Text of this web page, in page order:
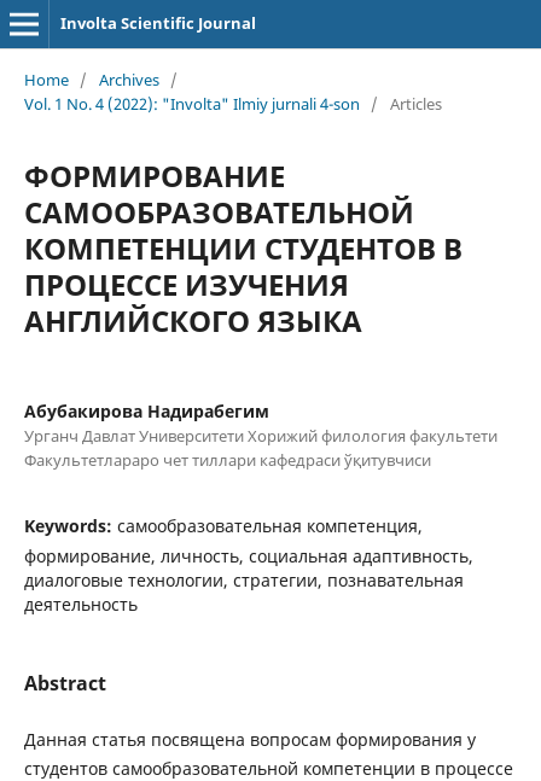
Involta Scientific Journal
Home / Archives /
Vol. 1 No. 4 (2022): "Involta" Ilmiy jurnali 4-son
/ Articles
ФОРМИРОВАНИЕ
САМООБРАЗОВАТЕЛЬНОЙ
КОМПЕТЕНЦИИ СТУДЕНТОВ В
ПРОЦЕССЕ ИЗУЧЕНИЯ
АНГЛИЙСКОГО ЯЗЫКА
Абубакирова Надирабегим
Урганч Давлат Университети Хорижий филология факультети
Факультетлараро чет тиллари кафедраси ўқитувчиси
Keywords: самообразовательная компетенция,
формирование, личность, социальная адаптивность,
диалоговые технологии, стратегии, познавательная
деятельность
Abstract
Данная статья посвящена вопросам формирования у
студентов самообразовательной компетенции в процессе